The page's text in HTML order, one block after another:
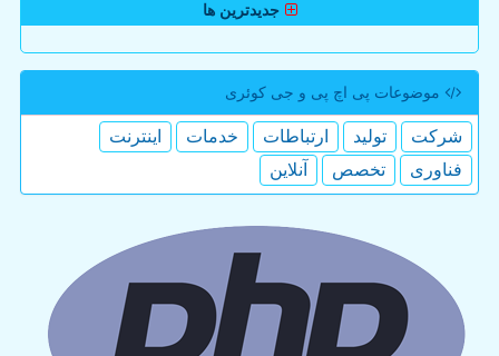
جدیدترین ها
موضوعات پی اچ پی و جی كوئری
شركت تولید ارتباطات خدمات
اینترنت
فناوری
تخصص آنلاین